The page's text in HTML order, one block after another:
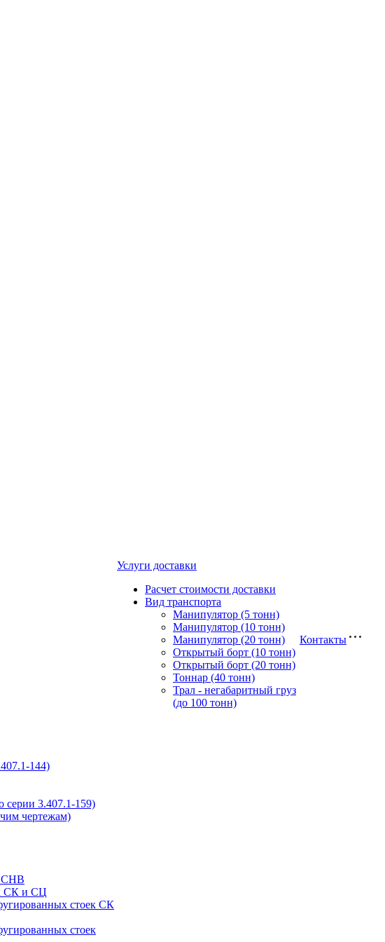
144)
серии 3.407.1-159)
чертежам)
СНВ
СК и СЦ
стоек СК
стоек
Услуги доставки
Расчет стоимости доставки
Вид транспорта
Манипулятор (5 тонн)
Манипулятор (10 тонн)
Манипулятор (20 тонн)
Открытый борт (10 тонн)
Открытый борт (20 тонн)
Тоннар (40 тонн)
Трал - негабаритный груз
(до 100 тонн)
Контакты